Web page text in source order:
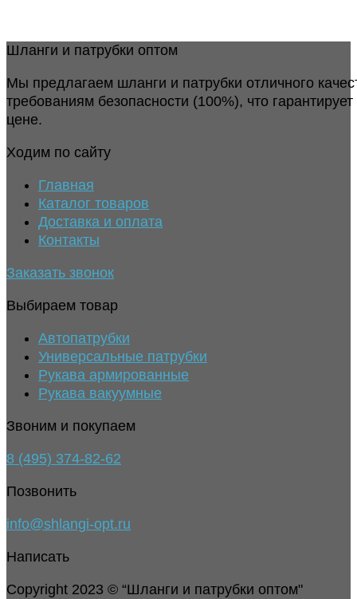
Шланги и патрубки оптом
Мы предлагаем шланги и патрубки отличного
требованиям безопасности (100%), что
цене.
Ходим по сайту
Главная
Каталог товаров
Доставка и оплата
Контакты
Заказать звонок
Выбираем товар
Автопатрубки
Универсальные патрубки
Рукава армированные
Рукава вакуумные
Звоним и покупаем
8 (495) 374-82-62
Позвонить
info@shlangi-opt.ru
Написать
Copyright 2023 © “Шланги и патрубки оптом"